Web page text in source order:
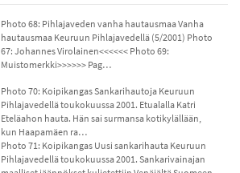
Photo 68: Pihlajaveden vanha hautausmaa Vanha
hautausmaa Keuruun Pihlajavedellä (5/2001) Photo
67: Johannes Virolainen<<<<<< Photo 69:
Muistomerkki>>>>>> Pag…
Photo 70: Koipikangas Sankarihautoja Keuruun
Pihlajavedellä toukokuussa 2001. Etualalla Katri
Eteläahon hauta. Hän sai surmansa kotikylällään,
kun Haapamäen ra…
Photo 71: Koipikangas Uusi sankarihauta Keuruun
Pihlajavedellä toukokuussa 2001. Sankarivainajan